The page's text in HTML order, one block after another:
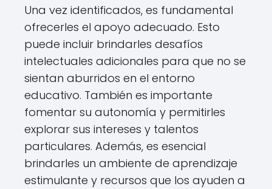
Una vez identificados, es fundamental
ofrecerles el apoyo adecuado. Esto
puede incluir brindarles desafíos
intelectuales adicionales para que no se
sientan aburridos en el entorno
educativo. También es importante
fomentar su autonomía y permitirles
explorar sus intereses y talentos
particulares. Además, es esencial
brindarles un ambiente de aprendizaje
estimulante y recursos que los ayuden a